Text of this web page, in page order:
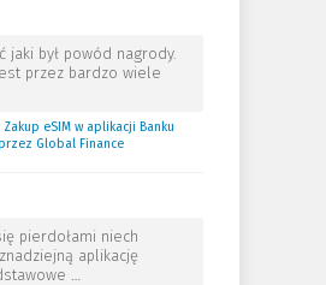
jaki był powód nagrody.
przez bardzo wiele
Zakup eSIM w aplikacji Banku
Global Finance
pierdołami niech
aplikację
…